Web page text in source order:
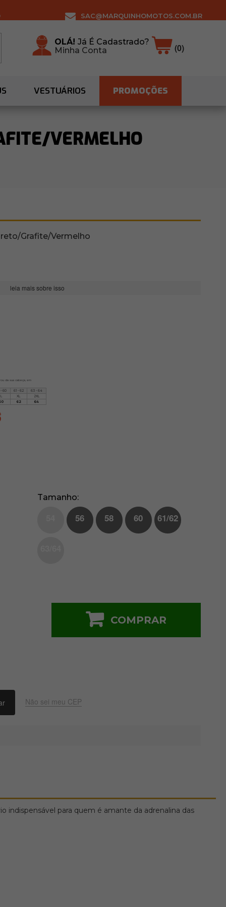
SAC@MARQUINHOMOTOS.COM.BR
OLÁ!Já É Cadastrado?
Minha Conta
(0)
VESTUÁRIOS PROMOÇÕES
VERMELHO
Grafite/Vermelho
leia mais sobre isso
da sua cabeça, em
- 60 61 - 62
63 - 64
L
XL
2XL
62 64
Tamanho
56 58 60 61/62
COMPRAR
Não sei meu CEP
indispensável para quem é amante da adrenalina das